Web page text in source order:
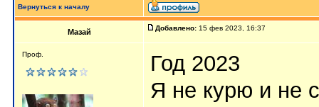
Вернуться к началу
Мазай Добавлено: 15 фев 2023, 16:37
Проф.
Год 2023
Я не курю и не